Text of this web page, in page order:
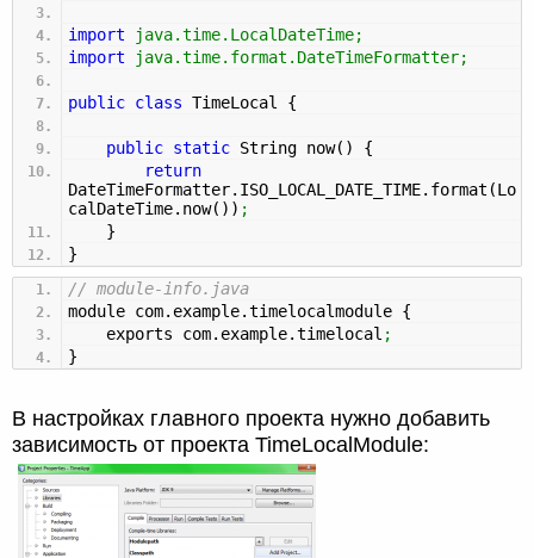
import java.time.LocalDateTime;
import
java.time.format.DateTimeFormatter;
public class TimeLocal {
public static String now( )
{
return
DateTimeFormatter. ISO_LOCAL_DATE_TIME. format (Lo
calDateTime. now( ) ) ;
}
}
// module-info.java
module com. example.timelocalmodule {
exports com. example.timelocal ;
}
В настройках главного проекта нужно добавить
зависимость от проекта TimeLocalModule: